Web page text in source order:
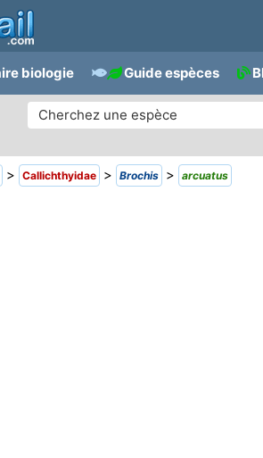
biologie Guide espèces
> Callichthyidae > Brochis > arcuatus